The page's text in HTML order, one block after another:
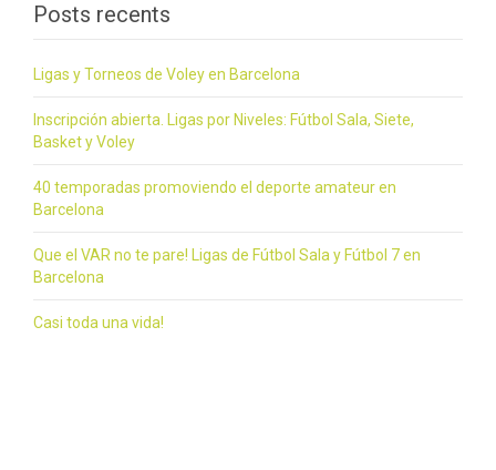
Posts recents
Ligas y Torneos de Voley en Barcelona
Inscripción abierta. Ligas por Niveles: Fútbol Sala, Siete,
Basket y Voley
40 temporadas promoviendo el deporte amateur en
Barcelona
Que el VAR no te pare! Ligas de Fútbol Sala y Fútbol 7 en
Barcelona
Casi toda una vida!